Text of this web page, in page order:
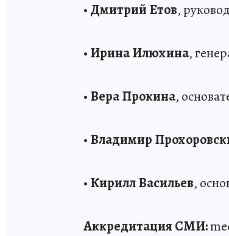
• Дмитрий Етов,
• Ирина Илюхина,
• Вера Прокина,
• Владимир
• Кирилл Васильев,
Аккредитация СМИ: